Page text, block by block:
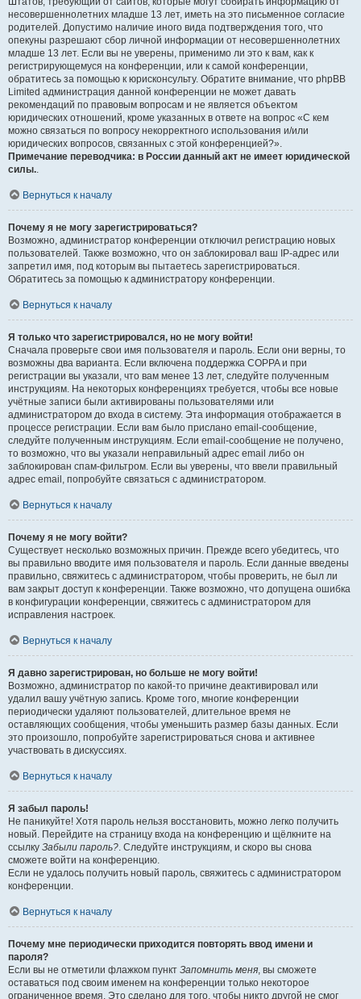
несовершеннолетних младше 13 лет, иметь на это письменное согласие
родителей. Допустимо наличие иного вида подтверждения того, что
опекуны разрешают сбор личной информации от несовершеннолетних
младше 13 лет. Если вы не уверены, применимо ли это к вам, как к
регистрирующемуся на конференции, или к самой конференции,
обратитесь за помощью к юрисконсульту. Обратите внимание, что phpBB
Limited администрация данной конференции не может давать
рекомендаций по правовым вопросам и не является объектом
юридических отношений, кроме указанных в ответе на вопрос «С кем
можно связаться по вопросу некорректного использования и/или
юридических вопросов, связанных с этой конференцией?».
Примечание переводчика: в России данный акт не имеет юридической
силы..
Вернуться к началу
Почему я не могу зарегистрироваться?
Возможно, администратор конференции отключил регистрацию новых
пользователей. Также возможно, что он заблокировал ваш IP-адрес или
запретил имя, под которым вы пытаетесь зарегистрироваться.
Обратитесь за помощью к администратору конференции.
Вернуться к началу
Я только что зарегистрировался, но не могу войти!
Сначала проверьте свои имя пользователя и пароль. Если они верны, то
возможны два варианта. Если включена поддержка COPPA и при
регистрации вы указали, что вам менее 13 лет, следуйте полученным
инструкциям. На некоторых конференциях требуется, чтобы все новые
учётные записи были активированы пользователями или
администратором до входа в систему. Эта информация отображается в
процессе регистрации. Если вам было прислано email-сообщение,
следуйте полученным инструкциям. Если email-сообщение не получено,
то возможно, что вы указали неправильный адрес email либо он
заблокирован спам-фильтром. Если вы уверены, что ввели правильный
адрес email, попробуйте связаться с администратором.
Вернуться к началу
Почему я не могу войти?
Существует несколько возможных причин. Прежде всего убедитесь, что
вы правильно вводите имя пользователя и пароль. Если данные введены
правильно, свяжитесь с администратором, чтобы проверить, не был ли
вам закрыт доступ к конференции. Также возможно, что допущена ошибка
в конфигурации конференции, свяжитесь с администратором для
исправления настроек.
Вернуться к началу
Я давно зарегистрирован, но больше не могу войти!
Возможно, администратор по какой-то причине деактивировал или
удалил вашу учётную запись. Кроме того, многие конференции
периодически удаляют пользователей, длительное время не
оставляющих сообщения, чтобы уменьшить размер базы данных. Если
это произошло, попробуйте зарегистрироваться снова и активнее
участвовать в дискуссиях.
Вернуться к началу
Я забыл пароль!
Не паникуйте! Хотя пароль нельзя восстановить, можно легко получить
новый. Перейдите на страницу входа на конференцию и щёлкните на
ссылку Забыли пароль?. Следуйте инструкциям, и скоро вы снова
сможете войти на конференцию.
Если не удалось получить новый пароль, свяжитесь с администратором
конференции.
Вернуться к началу
Почему мне периодически приходится повторять ввод имени и
пароля?
Если вы не отметили флажком пункт Запомнить меня, вы сможете
оставаться под своим именем на конференции только некоторое
ограниченное время. Это сделано для того, чтобы никто другой не смог